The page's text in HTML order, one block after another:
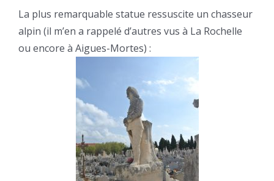
La plus remarquable statue ressuscite un chasseur
alpin (il m’en a rappelé d’autres vus à La Rochelle
ou encore à Aigues-Mortes) :